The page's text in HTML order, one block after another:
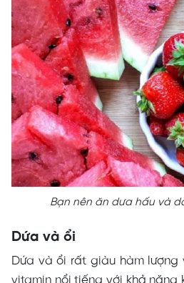
Bạn nên ăn dưa hấu và
Dứa và ổi
Dứa và ổi rất giàu hàm
vitamin nổi tiếng với khả năng